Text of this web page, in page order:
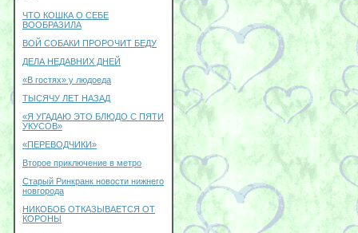
ЧТО КОШКА О СЕБЕ
ВООБРАЗИЛА
ВОЙ СОБАКИ ПРОРОЧИТ БЕДУ
ДЕЛА НЕДАВНИХ ДНЕЙ
«В гостях» у людоеда
ТЫСЯЧУ ЛЕТ НАЗАД
«Я УГАДАЮ ЭТО БЛЮДО С ПЯТИ
УКУСОВ»
«ПЕРЕВОДЧИКИ»
Второе приключение в метро
Старый Ринкранк новости нижнего
новгорода
НИКОБОБ ОТКАЗЫВАЕТСЯ ОТ
КОРОНЫ